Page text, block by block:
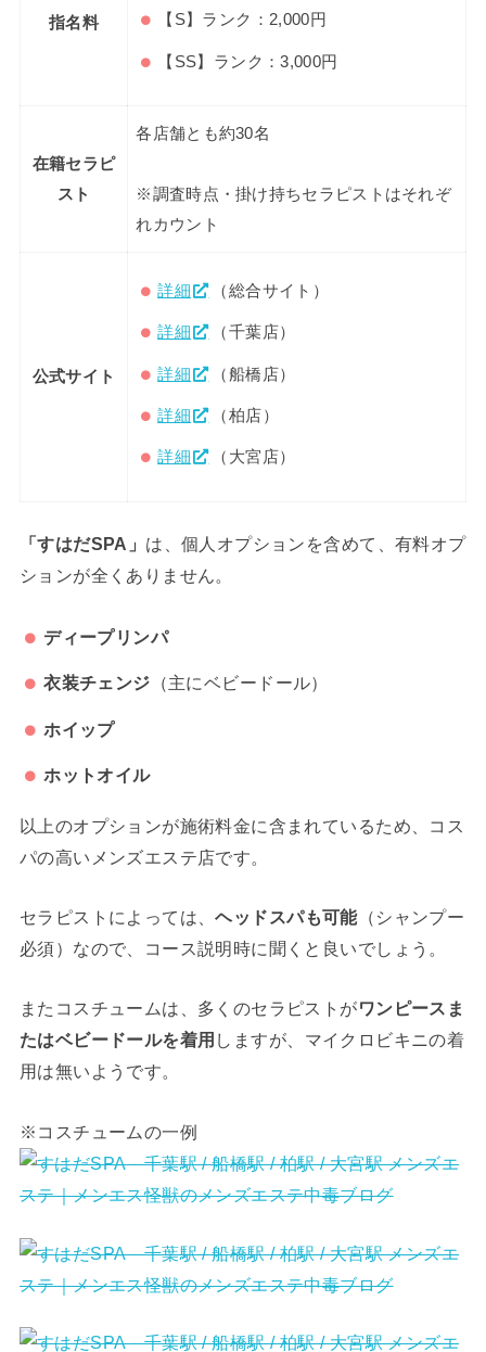
指名料 【S】ランク：2,000円
【SS】ランク：3,000円
在籍セラピ
スト
各店舗とも約30名
※調査時点・掛け持ちセラピストはそれぞ
れカウント
公式サイト
詳細 （総合サイト）
詳細 （千葉店）
詳細 （船橋店）
詳細 （柏店）
詳細 （大宮店）
「すはだSPA」 は、個人オプションを含めて、有料オプ
ションが全くありません。
ディープリンパ
衣装チェンジ （主にベビードール）
ホイップ
ホットオイル
以上のオプションが施術料金に含まれているため、コス
パの高いメンズエステ店です。
セラピストによっては、ヘッドスパも可能（シャンプー
必須）なので、コース説明時に聞くと良いでしょう。
またコスチュームは、多くのセラピストがワンピースま
たはベビードールを着用 しますが、マイクロビキニの着
用は無いようです。
※コスチュームの一例